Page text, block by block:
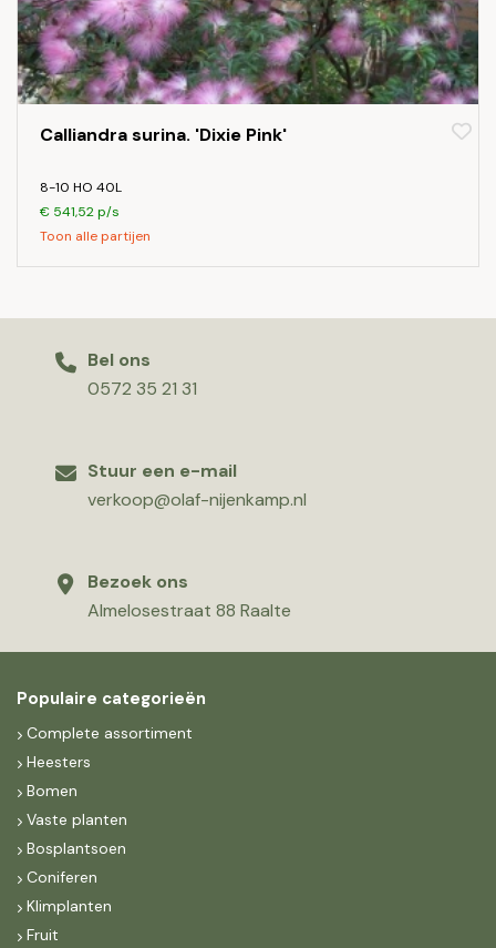
Calliandra surina. 'Dixie Pink'
8-10 HO 40L
€ 541,52 p/s
Toon alle partijen
Bel ons
0572 35 21 31
Stuur een e-mail
verkoop@olaf-nijenkamp.nl
Bezoek ons
Almelosestraat 88 Raalte
Populaire categorieën
Complete assortiment
Heesters
Bomen
Vaste planten
Bosplantsoen
Coniferen
Klimplanten
Fruit